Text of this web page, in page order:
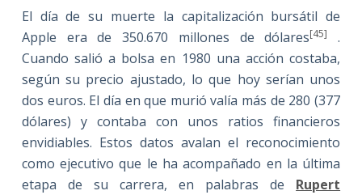
El día de su muerte la capitalización bursátil de
Apple era de 350.670 millones de dólares[45]
.
Cuando salió a bolsa en 1980 una acción costaba,
según su precio ajustado, lo que hoy serían unos
dos euros. El día en que murió valía más de 280 (377
dólares) y contaba con unos ratios financieros
envidiables. Estos datos avalan el reconocimiento
como ejecutivo que le ha acompañado en la última
etapa de su carrera, en palabras de Rupert